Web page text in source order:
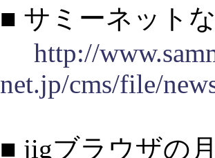
■ サミーネット
http://
net.jp/cms/file/
■ jigブラウザの